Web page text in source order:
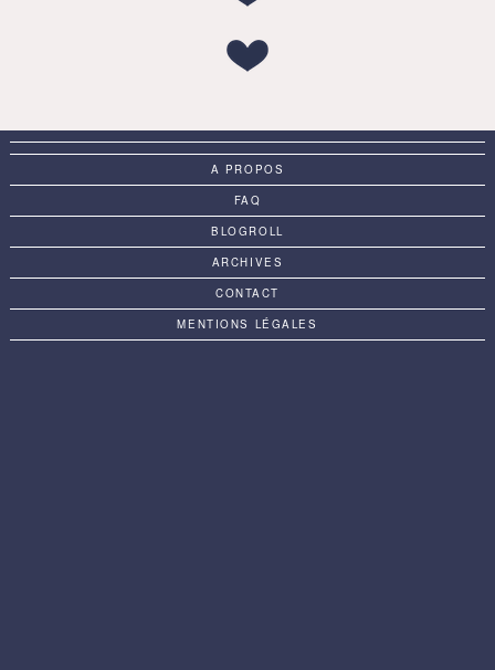
A PROPOS
FAQ
BLOGROLL
ARCHIVES
CONTACT
MENTIONS LÉGALES